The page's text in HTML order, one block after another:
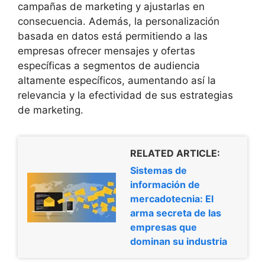
campañas de marketing y ajustarlas en
consecuencia. Además, la personalización
basada en datos está permitiendo a las
empresas ofrecer mensajes y ofertas
específicas a segmentos de audiencia
altamente específicos, aumentando así la
relevancia y la efectividad de sus estrategias
de marketing.
RELATED ARTICLE:
Sistemas de
información de
mercadotecnia: El
arma secreta de las
empresas que
dominan su industria